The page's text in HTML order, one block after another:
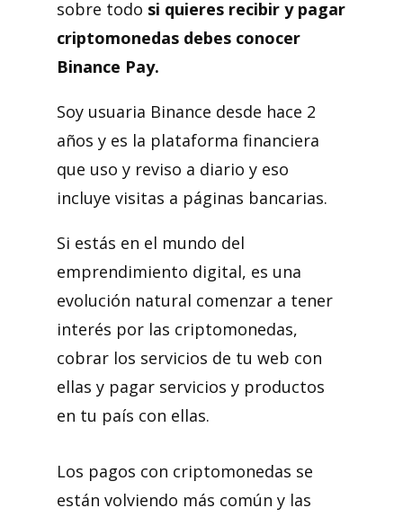
sobre todo si quieres recibir y pagar
criptomonedas debes conocer
Binance Pay.
Soy usuaria Binance desde hace 2
años y es la plataforma financiera
que uso y reviso a diario y eso
incluye visitas a páginas bancarias.
Si estás en el mundo del
emprendimiento digital, es una
evolución natural comenzar a tener
interés por las criptomonedas,
cobrar los servicios de tu web con
ellas y pagar servicios y productos
en tu país con ellas.
Los pagos con criptomonedas se
están volviendo más común y las